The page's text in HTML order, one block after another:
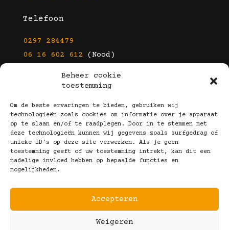
Beheer cookie
toestemming
Om de beste ervaringen te bieden, gebruiken wij
technologieën zoals cookies om informatie over je apparaat
op te slaan en/of te raadplegen. Door in te stemmen met
deze technologieën kunnen wij gegevens zoals surfgedrag of
unieke ID's op deze site verwerken. Als je geen
toestemming geeft of uw toestemming intrekt, kan dit een
nadelige invloed hebben op bepaalde functies en
mogelijkheden.
Accepteren
Weigeren
Telefoon
0297 284479
06 16 602 612 (Nood)
info@kootbrillen.nl
Volg Ons!
Copyright © 2025 Koot Brillen
Algemene Voorwaarden